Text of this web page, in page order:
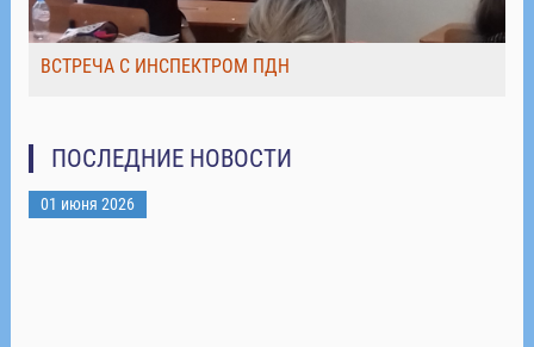
ВСТРЕЧА С ИНСПЕКТРОМ ПДН
ПОСЛЕДНИЕ НОВОСТИ
01 июня 2026